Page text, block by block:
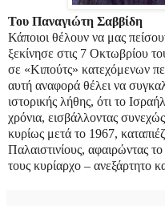
Του Παναγιώτη Σαββίδη
Κάποιοι θέλουν να μας
ξεκίνησε στις 7 Οκτωβρίου
σε «Κιπούτς» κατεχόμενων
αυτή αναφορά θέλει να
ιστορικής λήθης, ότι το
χρόνια, εισβάλλοντας
κυρίως μετά το 1967,
Παλαιστινίους, αφαιρώντας
τους κυρίαρχο – ανεξάρτητο